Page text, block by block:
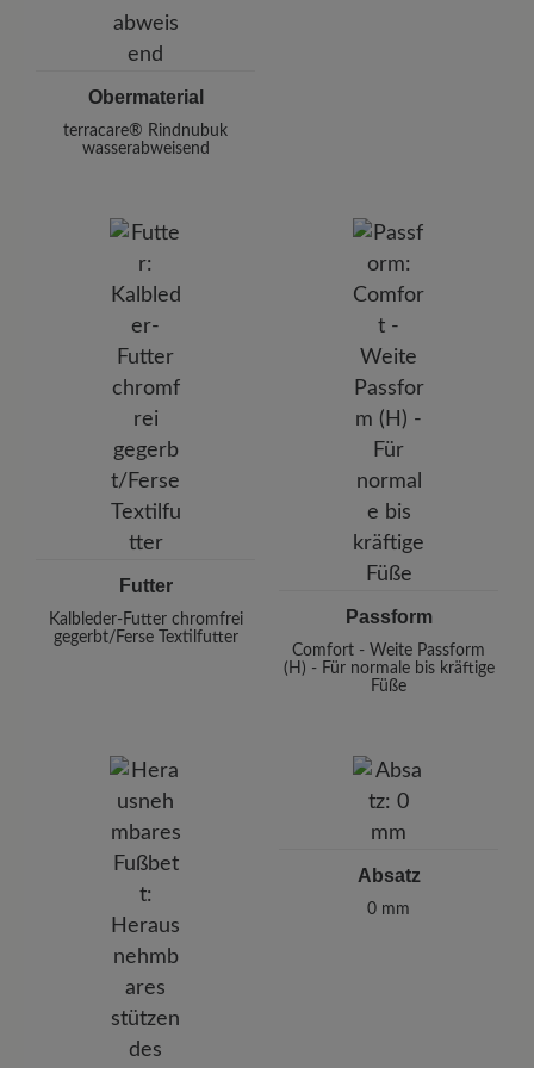
Obermaterial
terracare® Rindnubuk
wasserabweisend
Futter
Kalbleder-Futter chromfrei
gegerbt/Ferse Textilfutter
Passform
Comfort - Weite Passform
(H) - Für normale bis kräftige
Füße
Absatz
0 mm